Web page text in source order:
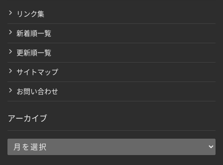
リンク集
新着順一覧
更新順一覧
サイトマップ
お問い合わせ
アーカイブ
ア